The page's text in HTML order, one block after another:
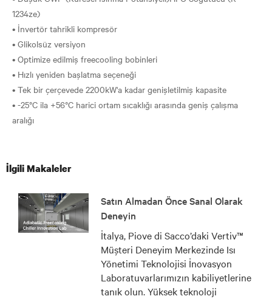
1234ze)
• İnvertör tahrikli kompresör
• Glikolsüz versiyon
• Optimize edilmiş freecooling bobinleri
• Hızlı yeniden başlatma seçeneği
• Tek bir çerçevede 2200kW'a kadar genişletilmiş kapasite
• -25°C ila +56°C harici ortam sıcaklığı arasında geniş çalışma
İlgili Makaleler
Satın Almadan Önce Sanal Olarak
Deneyin
İtalya, Piove di Sacco’daki Vertiv™
Müşteri Deneyim Merkezinde Isı
Yönetimi Teknolojisi İnovasyon
Laboratuvarlarımızın kabiliyetlerine
tanık olun. Yüksek teknoloji